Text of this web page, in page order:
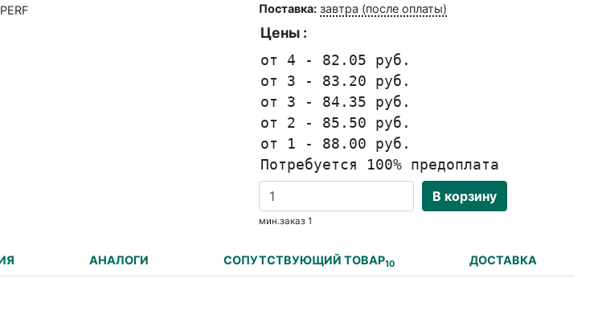
Поставка: завтра (после оплаты)
Цены :
от 4 - 82.05 руб.
от 3 - 83.20 руб.
от 3 - 84.35 руб.
от 2 - 85.50 руб.
от 1 - 88.00 руб.
Потребуется 100% предоплата
В корзину
мин.заказ 1
АНАЛОГИ СОПУТСТВУЮЩИЙ ТОВАР10 ДОСТАВКА